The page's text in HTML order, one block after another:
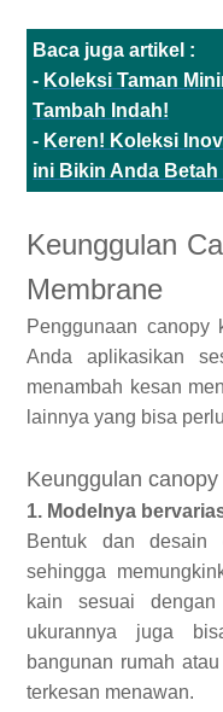
Baca juga artikel :
- Koleksi Taman
Tambah Indah!
- Keren! Koleksi
ini Bikin Anda Betah
Keunggulan
Membrane
Penggunaan canopy
Anda aplikasikan
menambah kesan
lainnya yang bisa
Keunggulan canopy
1. Modelnya
Bentuk dan desain
sehingga
kain sesuai
ukurannya juga
bangunan rumah
terkesan menawan.